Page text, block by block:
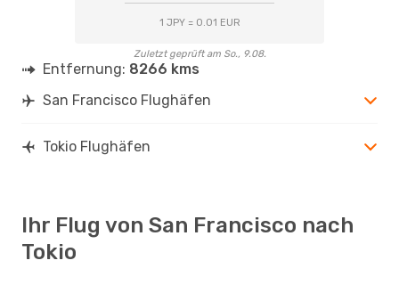
1 JPY = 0.01 EUR
Zuletzt geprüft am So., 9.08.
Entfernung: 8266 kms
San Francisco Flughäfen
Tokio Flughäfen
Ihr Flug von San Francisco nach
Tokio